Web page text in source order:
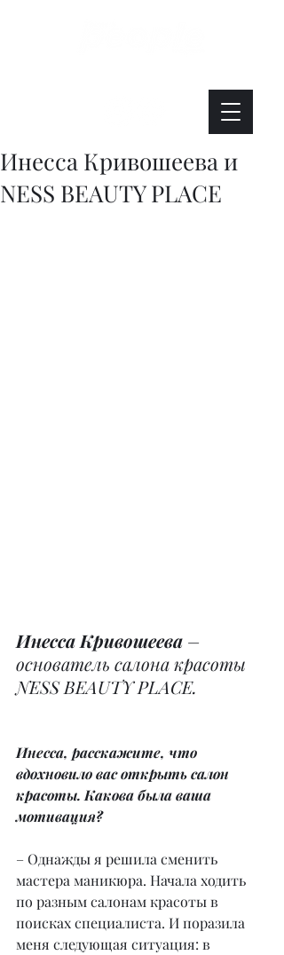
Инесса Кривошеева и
NESS BEAUTY PLACE
Инесса Кривошеева –
основатель салона красоты
NESS BEAUTY PLACE.
Инесса, расскажите, что
вдохновило вас открыть салон
красоты. Какова была ваша
мотивация?
– Однажды я решила сменить
мастера маникюра. Начала ходить
по разным салонам красоты в
поисках специалиста. И поразила
меня следующая ситуация: в